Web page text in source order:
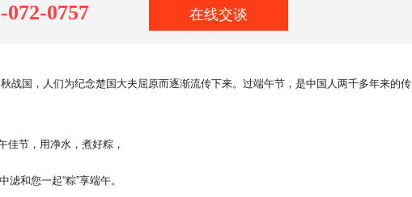
072-0757 在线交谈
战国，人们为纪念楚国大夫屈原而逐渐流传下来。过端午节，是中国人两千多年来的传
佳节，用净水，煮好粽，
滤和您一起“粽”享端午。